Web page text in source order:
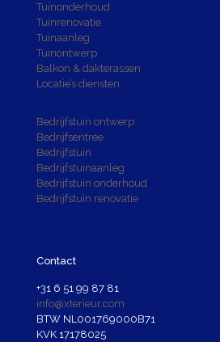
Tuinonderhoud
Tuinrenovatie
Tuinaanleg
Tuinontwerp
Balkon & dakterassen
Locatie’s diensten
Bedrijfstuin ontwerp
Bedrijfsentree
Bedrijfstuin
Bedrijfstuinaanleg
Bedrijfstuin onderhoud
Bedrijfstuin renovatie
Contact
+31 6 51 99 87 81
info@xterieur.com
BTW NL001769000B71
KVK 17178025